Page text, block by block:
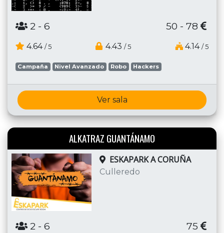
2 - 6 50 - 78
4.64 / 5 4.43 / 5 4.14 / 5
Campaña Nivel Avanzado Robo Hackers
Ver sala
ALKATRAZ GUANTÁNAMO
ESKAPARK A CORUÑA
Culleredo
2 - 6 75